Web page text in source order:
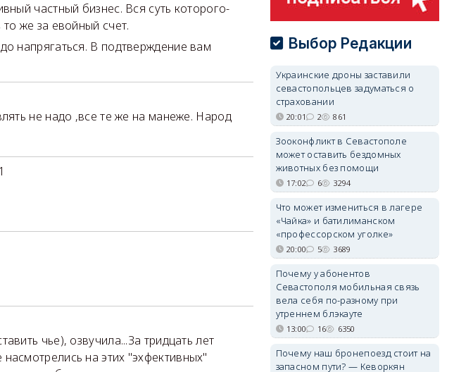
частный бизнес. Вся суть которого-
же за евойный счет.
напрягаться. В подтверждение вам
не надо ,все те же на манеже. Народ
чье), озвучила...За тридцать лет
на этих "эхфективных"
Выбор Редакции
Украинские дроны заставили
севастопольцев задуматься о
страховании
20:01 2 861
Зооконфликт в Севастополе
может оставить бездомных
животных без помощи
17:02 6 3294
Что может измениться в лагере
«Чайка» и батилиманском
«профессорском уголке»
20:00 5 3689
Почему у абонентов
Севастополя мобильная связь
вела себя по-разному при
утреннем блэкауте
13:00 16 6350
Почему наш бронепоезд стоит на
запасном пути? — Кеворкян